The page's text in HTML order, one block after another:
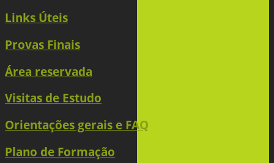
Links Úteis
Provas Finais
Área reservada
Visitas de Estudo
Orientações gerais e FAQ
Plano de Formação